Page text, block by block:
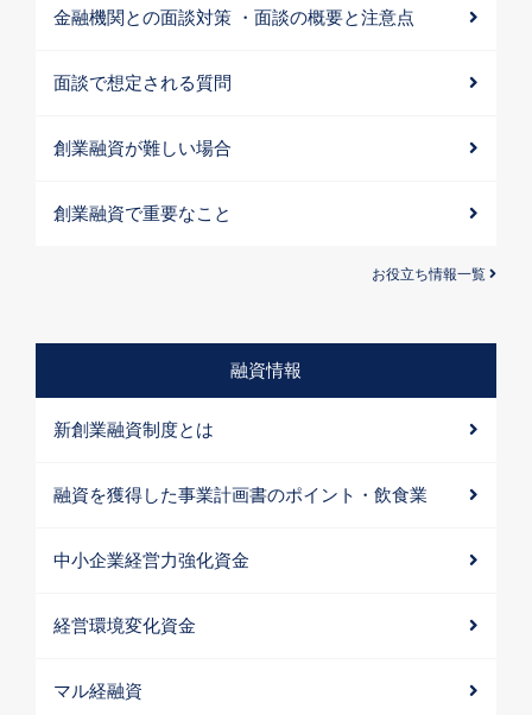
金融機関との面談対策 ・面談の概要と注意点
面談で想定される質問
創業融資が難しい場合
創業融資で重要なこと
お役立ち情報一覧
融資情報
新創業融資制度とは
融資を獲得した事業計画書のポイント・飲食業
中小企業経営力強化資金
経営環境変化資金
マル経融資